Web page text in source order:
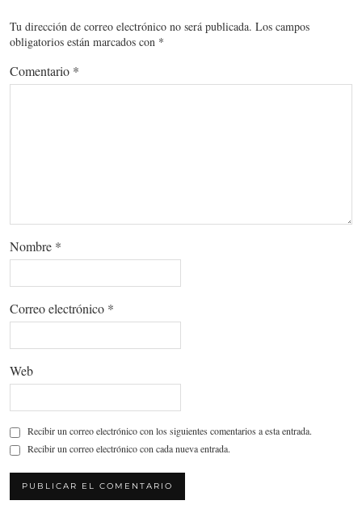
Tu dirección de correo electrónico no será publicada. Los campos
obligatorios están marcados con *
Comentario *
Nombre *
Correo electrónico *
Web
Recibir un correo electrónico con los siguientes comentarios a esta entrada.
Recibir un correo electrónico con cada nueva entrada.